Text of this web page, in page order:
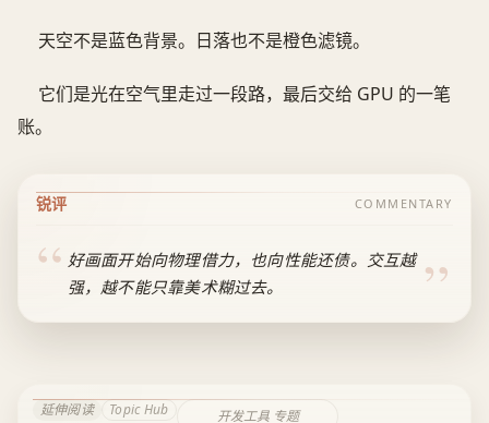
天空不是蓝色背景。日落也不是橙色滤镜。
它们是光在空气里走过一段路，最后交给 GPU 的一笔
账。
锐评 COMMENTARY
好画面开始向物理借力，也向性能还债。交互越
强，越不能只靠美术糊过去。
延伸阅读 Topic Hub 开发工具 专题